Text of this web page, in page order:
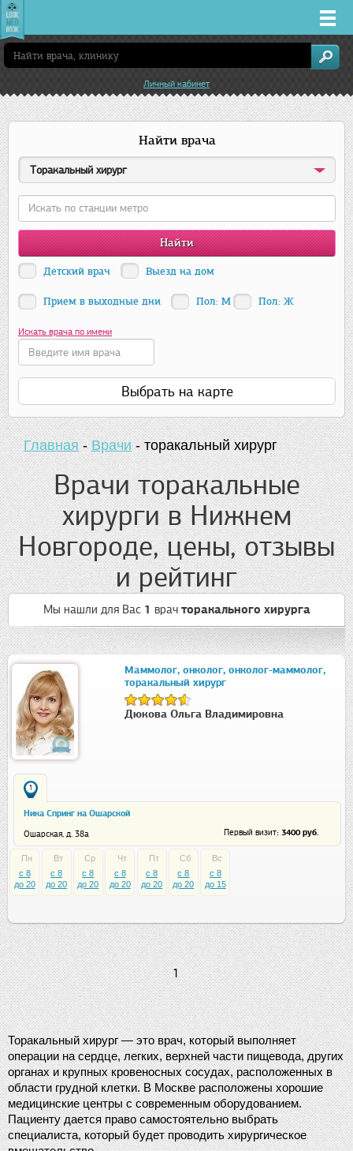
Врачи
Клиники
Лекарства
Акции
Услуги
Нижний Новгород
Личный кабинет
Найти врача
Торакальный хирург
Детский врач Выезд на дом
Прием в выходные дни Пол: М Пол: Ж
Искать врача по имени
Выбрать на карте
Главная-Врачи-торакальный хирург
Врачи торакальные
хирурги в Нижнем
Новгороде, цены, отзывы
и рейтинг
Мы нашли для Вас 1 врач торакального хирурга
Маммолог, онколог, онколог-маммолог,
торакальный хирург
Дюкова Ольга Владимировна
1
Ника Спринг на Ошарской
Ошарская, д. 38а Первый визит: 3400 руб.
Пн
c 8
до 20
Вт
c 8
до 20
Ср
c 8
до 20
Чт
c 8
до 20
Пт
c 8
до 20
Сб
c 8
до 20
Вс
c 8
до 15
1
Торакальный хирург — это врач, который выполняет
операции на сердце, легких, верхней части пищевода, других
органах и крупных кровеносных сосудах, расположенных в
области грудной клетки. В Москве расположены хорошие
медицинские центры с современным оборудованием.
Пациенту дается право самостоятельно выбрать
специалиста, который будет проводить хирургическое